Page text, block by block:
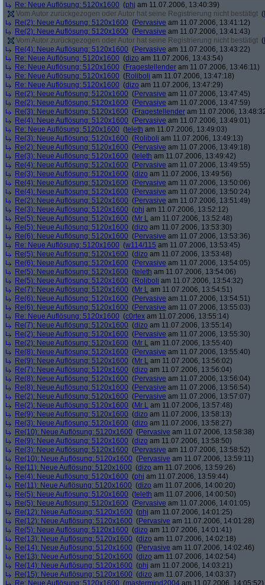
Re: Neue Auflösung: 5120x1600 (phj am 11.07.2006, 13:40:39)
Vom Autor zurückgezogen oder Autor hat seine Registrierung nicht bestätigt (
Re(2): Neue Auflösung: 5120x1600 (Pervasive am 11.07.2006, 13:41:12)
Re(2): Neue Auflösung: 5120x1600 (Pervasive am 11.07.2006, 13:41:43)
Vom Autor zurückgezogen oder Autor hat seine Registrierung nicht bestätigt (
Re(4): Neue Auflösung: 5120x1600 (Pervasive am 11.07.2006, 13:43:22)
Re: Neue Auflösung: 5120x1600 (dizo am 11.07.2006, 13:43:54)
Re: Neue Auflösung: 5120x1600 (Fragestellender am 11.07.2006, 13:46:11)
Re: Neue Auflösung: 5120x1600 (Roliboli am 11.07.2006, 13:47:18)
Re: Neue Auflösung: 5120x1600 (dizo am 11.07.2006, 13:47:29)
Re(2): Neue Auflösung: 5120x1600 (Pervasive am 11.07.2006, 13:47:45)
Re(2): Neue Auflösung: 5120x1600 (Pervasive am 11.07.2006, 13:47:59)
Re(3): Neue Auflösung: 5120x1600 (Fragestellender am 11.07.2006,
Re(4): Neue Auflösung: 5120x1600 (Pervasive am 11.07.2006, 13:49:01)
Re: Neue Auflösung: 5120x1600 (teleth am 11.07.2006, 13:49:03)
Re(3): Neue Auflösung: 5120x1600 (Roliboli am 11.07.2006, 13:49:13)
Re(2): Neue Auflösung: 5120x1600 (Pervasive am 11.07.2006, 13:49:18)
Re(3): Neue Auflösung: 5120x1600 (teleth am 11.07.2006, 13:49:42)
Re(4): Neue Auflösung: 5120x1600 (Pervasive am 11.07.2006, 13:49:55)
Re(3): Neue Auflösung: 5120x1600 (dizo am 11.07.2006, 13:49:56)
Re(4): Neue Auflösung: 5120x1600 (Pervasive am 11.07.2006, 13:50:06)
Re(4): Neue Auflösung: 5120x1600 (Pervasive am 11.07.2006, 13:50:24)
Re(2): Neue Auflösung: 5120x1600 (Pervasive am 11.07.2006, 13:51:49)
Re(3): Neue Auflösung: 5120x1600 (phj am 11.07.2006, 13:52:12)
Re(5): Neue Auflösung: 5120x1600 (Mr L am 11.07.2006, 13:52:48)
Re(5): Neue Auflösung: 5120x1600 (dizo am 11.07.2006, 13:53:30)
Re(6): Neue Auflösung: 5120x1600 (Pervasive am 11.07.2006, 13:53:36)
Re: Neue Auflösung: 5120x1600 (w114/115 am 11.07.2006, 13:53:45)
Re(5): Neue Auflösung: 5120x1600 (dizo am 11.07.2006, 13:53:48)
Re(6): Neue Auflösung: 5120x1600 (Pervasive am 11.07.2006, 13:54:05)
Re(5): Neue Auflösung: 5120x1600 (teleth am 11.07.2006, 13:54:06)
Re(5): Neue Auflösung: 5120x1600 (Roliboli am 11.07.2006, 13:54:32)
Re(7): Neue Auflösung: 5120x1600 (Mr L am 11.07.2006, 13:54:51)
Re(6): Neue Auflösung: 5120x1600 (Pervasive am 11.07.2006, 13:54:51)
Re(6): Neue Auflösung: 5120x1600 (Pervasive am 11.07.2006, 13:55:03)
Re: Neue Auflösung: 5120x1600 (c0rtex am 11.07.2006, 13:55:14)
Re(7): Neue Auflösung: 5120x1600 (dizo am 11.07.2006, 13:55:14)
Re(2): Neue Auflösung: 5120x1600 (Pervasive am 11.07.2006, 13:55:30)
Re(2): Neue Auflösung: 5120x1600 (Mr L am 11.07.2006, 13:55:40)
Re(8): Neue Auflösung: 5120x1600 (Pervasive am 11.07.2006, 13:55:40)
Re(9): Neue Auflösung: 5120x1600 (Mr L am 11.07.2006, 13:56:02)
Re(7): Neue Auflösung: 5120x1600 (dizo am 11.07.2006, 13:56:04)
Re(8): Neue Auflösung: 5120x1600 (Pervasive am 11.07.2006, 13:56:04)
Re(8): Neue Auflösung: 5120x1600 (Pervasive am 11.07.2006, 13:56:54)
Re(2): Neue Auflösung: 5120x1600 (Pervasive am 11.07.2006, 13:57:07)
Re(2): Neue Auflösung: 5120x1600 (Mr L am 11.07.2006, 13:57:48)
Re(9): Neue Auflösung: 5120x1600 (dizo am 11.07.2006, 13:58:13)
Re(3): Neue Auflösung: 5120x1600 (dizo am 11.07.2006, 13:58:27)
Re(10): Neue Auflösung: 5120x1600 (Pervasive am 11.07.2006, 13:58:38)
Re(9): Neue Auflösung: 5120x1600 (dizo am 11.07.2006, 13:58:50)
Re(3): Neue Auflösung: 5120x1600 (Pervasive am 11.07.2006, 13:58:52)
Re(10): Neue Auflösung: 5120x1600 (Pervasive am 11.07.2006, 13:59:11)
Re(11): Neue Auflösung: 5120x1600 (dizo am 11.07.2006, 13:59:26)
Re(4): Neue Auflösung: 5120x1600 (phj am 11.07.2006, 13:59:44)
Re(11): Neue Auflösung: 5120x1600 (dizo am 11.07.2006, 14:00:20)
Re(5): Neue Auflösung: 5120x1600 (teleth am 11.07.2006, 14:00:50)
Re(5): Neue Auflösung: 5120x1600 (Pervasive am 11.07.2006, 14:01:05)
Re(12): Neue Auflösung: 5120x1600 (phj am 11.07.2006, 14:01:25)
Re(12): Neue Auflösung: 5120x1600 (Pervasive am 11.07.2006, 14:01:28)
Re(5): Neue Auflösung: 5120x1600 (dizo am 11.07.2006, 14:01:41)
Re(13): Neue Auflösung: 5120x1600 (dizo am 11.07.2006, 14:02:18)
Re(14): Neue Auflösung: 5120x1600 (Pervasive am 11.07.2006, 14:02:46)
Re(13): Neue Auflösung: 5120x1600 (dizo am 11.07.2006, 14:02:54)
Re(14): Neue Auflösung: 5120x1600 (phj am 11.07.2006, 14:03:21)
Re(15): Neue Auflösung: 5120x1600 (dizo am 11.07.2006, 14:03:37)
Re: Neue Auflösung: 5120x1600 (mastermind2004 am 11.07.2006, 14:05:52)